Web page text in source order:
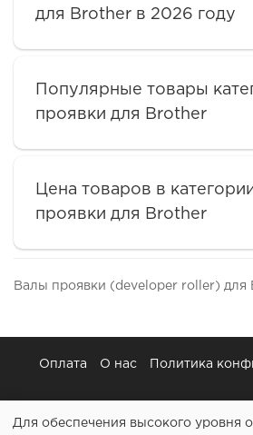
для Brother в 2026 году
Популярные товары
проявки для Brother
Цена товаров в
проявки для Brother
Валы проявки (developer roller) для
Оплата О нас Политика
Для обеспечения высокого уровня